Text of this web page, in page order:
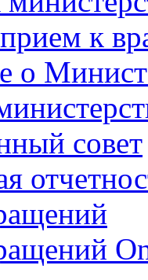
к
о
совет